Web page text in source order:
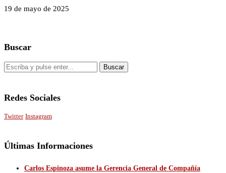
19 de mayo de 2025
Buscar
Redes Sociales
Twitter Instagram
Últimas Informaciones
Carlos Espinoza asume la Gerencia General de Compañía